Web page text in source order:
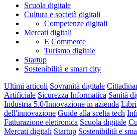
Scuola digitale
Cultura e società digitali
Competenze digitali
Mercati digitali
E Commerce
Turismo digitale
Startup
Sostenibilità e smart city
Ultimi articoli Sovranità digitale
Artificiale Sicurezza Informatica Sanità
Industria 5.0/Innovazione in azienda Libri
dell'innovazione Guide alla scelta tech
Fatturazione elettronica Scuola digitale
Mercati digitali Startup Sostenibilità e